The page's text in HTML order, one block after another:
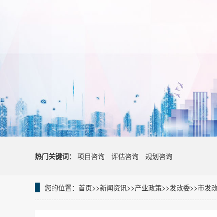
热门关键词： 项目咨询 评估咨询 规划咨询
您的位置： 首页>>新闻资讯>>产业政策>>发改委>>市发